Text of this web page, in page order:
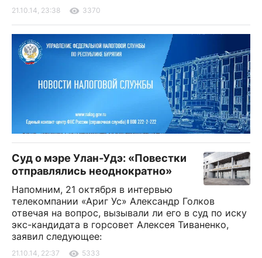
21.10.14, 23:38 3370
Суд о мэре Улан-Удэ: «Повестки
отправлялись неоднократно»
Напомним, 21 октября в интервью
телекомпании «Ариг Ус» Александр Голков
отвечая на вопрос, вызывали ли его в суд по иску
экс-кандидата в горсовет Алексея Тиваненко,
заявил следующее:
21.10.14, 22:37 5333